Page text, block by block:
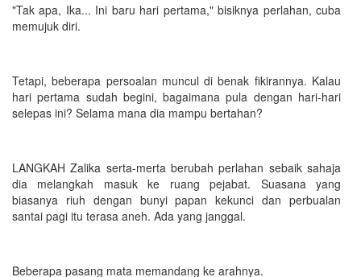
"Tak apa, Ika... Ini baru hari pertama," bisiknya perlahan, cuba
memujuk diri.
Tetapi, beberapa persoalan muncul di benak fikirannya. Kalau
hari pertama sudah begini, bagaimana pula dengan hari-hari
selepas ini? Selama mana dia mampu bertahan?
LANGKAH Zalika serta-merta berubah perlahan sebaik sahaja
dia melangkah masuk ke ruang pejabat. Suasana yang
biasanya riuh dengan bunyi papan kekunci dan perbualan
santai pagi itu terasa aneh. Ada yang janggal.
Beberapa pasang mata memandang ke arahnya.